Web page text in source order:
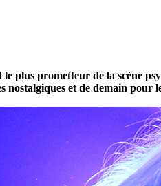
plus prometteur de la scène
nostalgiques et de demain pour